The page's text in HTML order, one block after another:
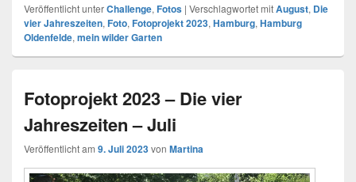
Veröffentlicht unterChallenge, Fotos | Verschlagwortet mitAugust, Die
vier Jahreszeiten, Foto, Fotoprojekt 2023, Hamburg, Hamburg
Oldenfelde, mein wilder Garten
Fotoprojekt 2023 – Die vier
Jahreszeiten – Juli
Veröffentlicht am 9. Juli 2023von Martina